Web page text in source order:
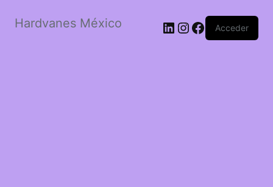
Hardvanes México LinkedIn
Instagram
Facebook
Acceder